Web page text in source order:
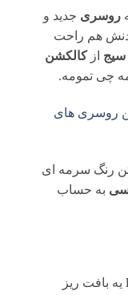
روسری جدید و
هم راحت
سیج ازکالکشن
چی تمومه.
روسری های
رنگ سرمه ای
به حساب
یه بافت ریز